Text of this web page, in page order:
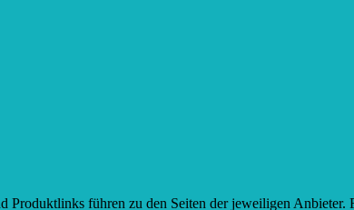
führen zu den Seiten der jeweiligen